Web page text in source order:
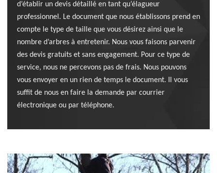
d’établir un devis détaillé en tant qu’élagueur
professionnel. Le document que nous établissons prend en
compte le type de taille que vous désirez ainsi que le
nombre d’arbres à entretenir. Nous vous faisons parvenir
des devis gratuits et sans engagement. Pour ce type de
service, nous ne percevons pas de frais. Nous pouvons
vous envoyer en un rien de temps le document. Il vous
suffit de nous en faire la demande par courrier
électronique ou par téléphone.